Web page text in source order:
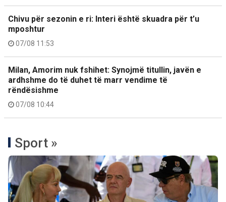
Chivu për sezonin e ri: Interi është skuadra për t’u
mposhtur
07/08 11:53
Milan, Amorim nuk fshihet: Synojmë titullin, javën e
ardhshme do të duhet të marr vendime të
rëndësishme
07/08 10:44
Sport »